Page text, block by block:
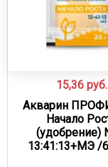
15,36 руб.
Акварин
Начало
(удобрение)
13:41:13+МЭ /